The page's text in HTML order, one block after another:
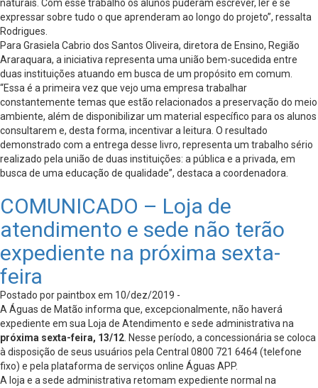
naturais. Com esse trabalho os alunos puderam escrever, ler e se
expressar sobre tudo o que aprenderam ao longo do projeto”, ressalta
Rodrigues.
Para Grasiela Cabrio dos Santos Oliveira, diretora de Ensino, Região
Araraquara, a iniciativa representa uma união bem-sucedida entre
duas instituições atuando em busca de um propósito em comum.
“Essa é a primeira vez que vejo uma empresa trabalhar
constantemente temas que estão relacionados a preservação do meio
ambiente, além de disponibilizar um material específico para os alunos
consultarem e, desta forma, incentivar a leitura. O resultado
demonstrado com a entrega desse livro, representa um trabalho sério
realizado pela união de duas instituições: a pública e a privada, em
busca de uma educação de qualidade”, destaca a coordenadora.
COMUNICADO – Loja de
atendimento e sede não terão
expediente na próxima sexta-
feira
Postado por paintbox em 10/dez/2019 -
A Águas de Matão informa que, excepcionalmente, não haverá
expediente em sua Loja de Atendimento e sede administrativa na
próxima sexta-feira, 13/12 . Nesse período, a concessionária se coloca
à disposição de seus usuários pela Central 0800 721 6464 (telefone
fixo) e pela plataforma de serviços online Águas APP.
A loja e a sede administrativa retomam expediente normal na